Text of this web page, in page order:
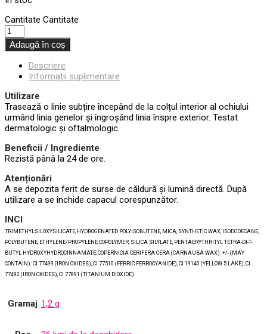
Cantitate Cantitate
Adaugă în coș
Descriere
Informații suplimentare
Utilizare
Trasează o linie subțire începând de la colțul interior al ochiului
urmând linia genelor și îngroșând linia înspre exterior. Testat
dermatologic și oftalmologic.
Beneficii / Ingrediente
Rezistă până la 24 de ore.
Atenționări
A se depozita ferit de surse de căldură și lumină directă. După
utilizare a se închide capacul corespunzător.
INCI
TRIMETHYLSILOXYSILICATE, HYDROGENATED POLYISOBUTENE, MICA, SYNTHETIC WAX, ISODODECANE,
POLYBUTENE, ETHYLENE/PROPYLENE COPOLYMER, SILICA SILYLATE, PENTAERYTHRITYL TETRA-DI-T-
BUTYL HYDROXYHYDROCINNAMATE, COPERNICIA CERIFERA CERA (CARNAUBA WAX). +/- (MAY
CONTAIN): CI 77499 (IRON OXIDES), CI 77510 (FERRIC FERROCYANIDE), CI 19140 (YELLOW 5 LAKE), CI
77492 (IRON OXIDES), CI 77891 (TITANIUM DIOXIDE).
Gramaj 1,2 g